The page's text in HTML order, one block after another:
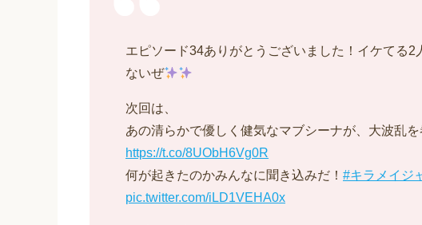
エピソード34ありがとうございました！イケてる
ないぜ
次回は、
あの清らかで優しく健気なマブシーナが、大波乱を
https://t.co/8UObH6Vg0R
何が起きたのかみんなに聞き込みだ！ #キラメイジ
pic.twitter.com/iLD1VEHA0x